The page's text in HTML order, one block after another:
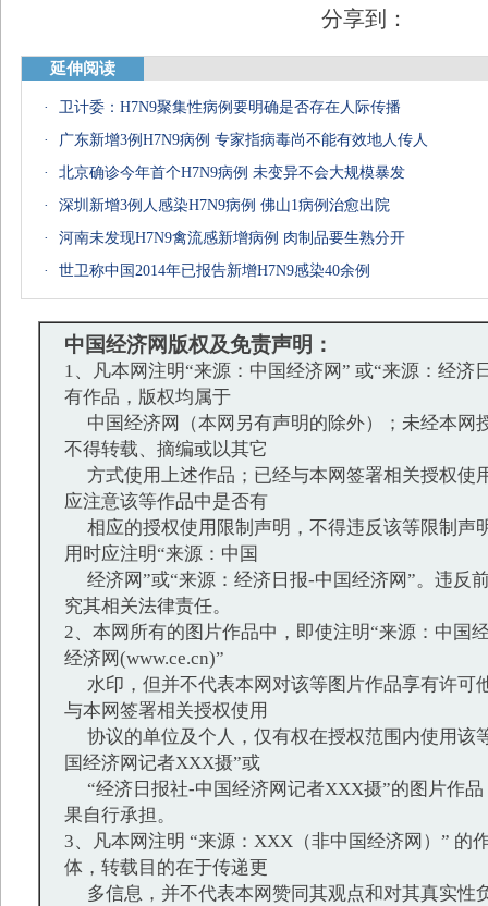
分享到：
延伸阅读
·
卫计委：H7N9聚集性病例要明确是否存在人际传播
·
广东新增3例H7N9病例 专家指病毒尚不能有效地人传人
·
北京确诊今年首个H7N9病例 未变异不会大规模暴发
·
深圳新增3例人感染H7N9病例 佛山1病例治愈出院
·
河南未发现H7N9禽流感新增病例 肉制品要生熟分开
·
世卫称中国2014年已报告新增H7N9感染40余例
中国经济网版权及免责声明：
1、凡本网注明“来源：中国经济网” 或“来源：经济
有作品，版权均属于
中国经济网（本网另有声明的除外）；未经本网
不得转载、摘编或以其它
方式使用上述作品；已经与本网签署相关授权使
应注意该等作品中是否有
相应的授权使用限制声明，不得违反该等限制声
用时应注明“来源：中国
经济网”或“来源：经济日报-中国经济网”。违反
究其相关法律责任。
2、本网所有的图片作品中，即使注明“来源：中国
经济网(www.ce.cn)”
水印，但并不代表本网对该等图片作品享有许可
与本网签署相关授权使用
协议的单位及个人，仅有权在授权范围内使用该
国经济网记者XXX摄”或
“经济日报社-中国经济网记者XXX摄”的图片作品
果自行承担。
3、凡本网注明 “来源：XXX（非中国经济网）” 的
体，转载目的在于传递更
多信息，并不代表本网赞同其观点和对其真实性